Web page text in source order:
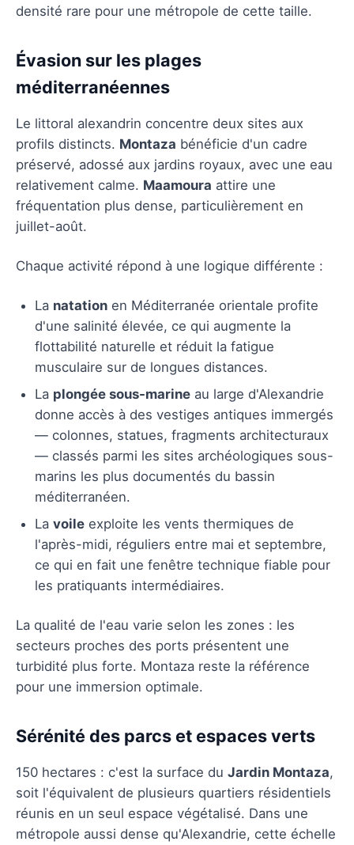
densité rare pour une métropole de cette taille.
Évasion sur les plages
méditerranéennes
Le littoral alexandrin concentre deux sites aux
profils distincts. Montaza bénéficie d'un cadre
préservé, adossé aux jardins royaux, avec une eau
relativement calme. Maamoura attire une
fréquentation plus dense, particulièrement en
juillet-août.
Chaque activité répond à une logique différente :
La natation en Méditerranée orientale profite
d'une salinité élevée, ce qui augmente la
flottabilité naturelle et réduit la fatigue
musculaire sur de longues distances.
La plongée sous-marine au large d'Alexandrie
donne accès à des vestiges antiques immergés
— colonnes, statues, fragments architecturaux
— classés parmi les sites archéologiques sous-
marins les plus documentés du bassin
méditerranéen.
La voile exploite les vents thermiques de
l'après-midi, réguliers entre mai et septembre,
ce qui en fait une fenêtre technique fiable pour
les pratiquants intermédiaires.
La qualité de l'eau varie selon les zones : les
secteurs proches des ports présentent une
turbidité plus forte. Montaza reste la référence
pour une immersion optimale.
Sérénité des parcs et espaces verts
150 hectares : c'est la surface du Jardin Montaza,
soit l'équivalent de plusieurs quartiers résidentiels
réunis en un seul espace végétalisé. Dans une
métropole aussi dense qu'Alexandrie, cette échelle